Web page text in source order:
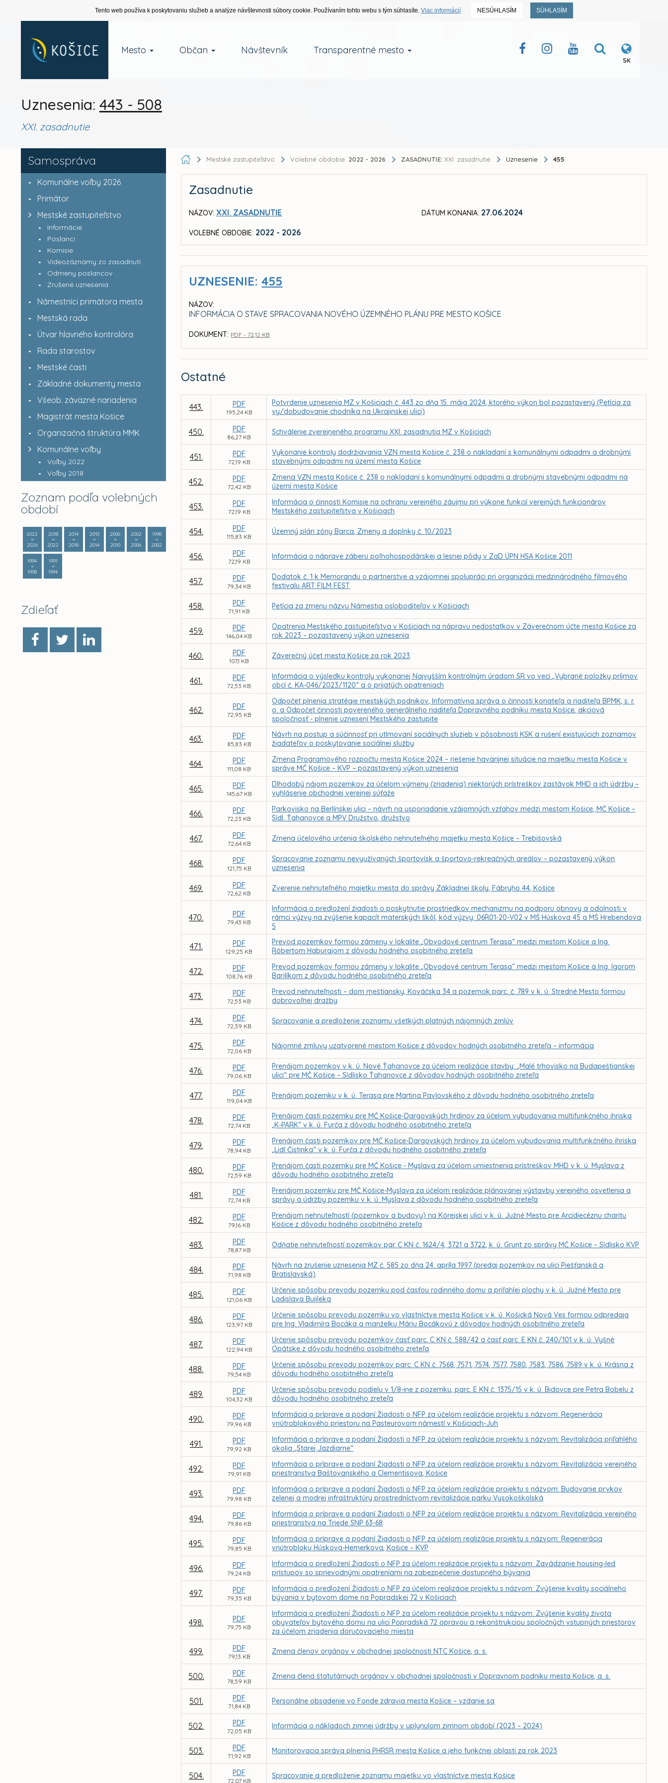
Tento web používa k poskytovaniu služieb a analýze návštevnosti súbory cookie. Používaním tohto webu s tým súhlasíte. Viac informácií NESÚHLASÍM SÚHLASÍM
Mesto Občan Návštevník Transparentné mesto
SK
Uznesenia: 443 - 508
XXI. zasadnutie
Samospráva
Komunálne voľby 2026
Primátor
Mestské zastupiteľstvo
Informácie
Poslanci
Komisie
Videozáznamy zo zasadnutí
Odmeny poslancov
Zrušené uznesenia
Námestníci primátora mesta
Mestská rada
Útvar hlavného kontrolóra
Rada starostov
Mestské časti
Základné dokumenty mesta
Všeob. záväzné nariadenia
Magistrát mesta Košice
Organizačná štruktúra MMK
Komunálne voľby
Voľby 2022
Voľby 2018
Zoznam podľa volebných
období
2022
2026
2018
2022
2014
2018
2010
2014
2006
2010
2002
2006
1998
2002
1994
1998
1991
1994
Zdieľať
Mestské zastupiteľstvo Volebné obdobie: 2022 - 2026 ZASADNUTIE: XXI. zasadnutie Uznesenie 455
Zasadnutie
NÁZOV: XXI. ZASADNUTIE
VOLEBNÉ OBDOBIE: 2022 - 2026
DÁTUM KONANIA: 27.06.2024
UZNESENIE:455
NÁZOV:
INFORMÁCIA O STAVE SPRACOVANIA NOVÉHO ÚZEMNÉHO PLÁNU PRE MESTO KOŠICE
DOKUMENT: PDF - 72,12 KB
Ostatné
443. PDF
195,24 KB
Potvrdenie uznesenia MZ v Košiciach č. 443 zo dňa 15. mája 2024, ktorého výkon bol pozastavený (Petícia za
vy/dobudovanie chodníka na Ukrajinskej ulici)
450. PDF
86,27 KB
Schválenie zverejneného programu XXI. zasadnutia MZ v Košiciach
451. PDF
72,19 KB
Vykonanie kontroly dodržiavania VZN mesta Košice č. 238 o nakladaní s komunálnymi odpadmi a drobnými
stavebnými odpadmi na území mesta Košice
452. PDF
72,42 KB
Zmena VZN mesta Košice č. 238 o nakladaní s komunálnymi odpadmi a drobnými stavebnými odpadmi na
území mesta Košice
453. PDF
72,19 KB
Informácia o činnosti Komisie na ochranu verejného záujmu pri výkone funkcií verejných funkcionárov
Mestského zastupiteľstva v Košiciach
454. PDF
115,83 KB
Územný plán zóny Barca, Zmeny a doplnky č. 10/2023
456. PDF
72,19 KB
Informácia o náprave záberu poľnohospodárskej a lesnej pôdy v ZaD ÚPN HSA Košice 2011
457. PDF
79,34 KB
Dodatok č. 1 k Memorandu o partnerstve a vzájomnej spolupráci pri organizácii medzinárodného filmového
festivalu ART FILM FEST
458. PDF
71,91 KB
Petícia za zmenu názvu Námestia osloboditeľov v Košiciach
459. PDF
146,04 KB
Opatrenia Mestského zastupiteľstva v Košiciach na nápravu nedostatkov v Záverečnom účte mesta Košice za
rok 2023 – pozastavený výkon uznesenia
460. PDF
107,1 KB
Záverečný účet mesta Košice za rok 2023
461. PDF
72,53 KB
Informácia o výsledku kontroly vykonanej Najvyšším kontrolným úradom SR vo veci „Vybrané položky príjmov
obcí č. KA-046/2023/1120“ a o prijatých opatreniach
462. PDF
72,95 KB
Odpočet plnenia stratégie mestských podnikov, Informatívna správa o činnosti konateľa a riaditeľa BPMK, s. r.
o. a Odpočet činnosti povereného generálneho riaditeľa Dopravného podniku mesta Košice, akciová
spoločnosť - plnenie uznesení Mestského zastupite
463. PDF
85,83 KB
Návrh na postup a súčinnosť pri utlmovaní sociálnych služieb v pôsobnosti KSK a rušení existujúcich zoznamov
žiadateľov o poskytovanie sociálnej služby
464. PDF
111,08 KB
Zmena Programového rozpočtu mesta Košice 2024 – riešenie havarijnej situácie na majetku mesta Košice v
správe MČ Košice – KVP – pozastavený výkon uznesenia
465. PDF
145,67 KB
Dlhodobý nájom pozemkov za účelom výmeny (zriadenia) niektorých prístreškov zastávok MHD a ich údržby –
vyhlásenie obchodnej verejnej súťaže
466. PDF
72,23 KB
Parkovisko na Berlínskej ulici – návrh na usporiadanie vzájomných vzťahov medzi mestom Košice, MČ Košice –
Sídl. Ťahanovce a MPV Družstvo, družstvo
467. PDF
72,64 KB
Zmena účelového určenia školského nehnuteľného majetku mesta Košice – Trebišovská
468. PDF
121,75 KB
Spracovanie zoznamu nevyužívaných športovísk a športovo-rekreačných areálov – pozastavený výkon
uznesenia
469. PDF
72,62 KB
Zverenie nehnuteľného majetku mesta do správy Základnej školy, Fábryho 44, Košice
470. PDF
79,43 KB
Informácia o predložení žiadosti o poskytnutie prostriedkov mechanizmu na podporu obnovy a odolnosti v
rámci výzvy na zvýšenie kapacít materských škôl, kód výzvy: 06R01-20-V02 v MŠ Húskova 45 a MŠ Hrebendova
5
471. PDF
129,25 KB
Prevod pozemkov formou zámeny v lokalite „Obvodové centrum Terasa“ medzi mestom Košice a Ing.
Róbertom Haburajom z dôvodu hodného osobitného zreteľa
472. PDF
108,76 KB
Prevod pozemkov formou zámeny v lokalite „Obvodové centrum Terasa“ medzi mestom Košice a Ing. Igorom
Barilíkom z dôvodu hodného osobitného zreteľa
473. PDF
72,53 KB
Prevod nehnuteľnosti – dom meštiansky, Kováčska 34 a pozemok parc. č. 789 v k. ú. Stredné Mesto formou
dobrovoľnej dražby
474. PDF
72,39 KB
Spracovanie a predloženie zoznamu všetkých platných nájomných zmlúv
475. PDF
72,06 KB
Nájomné zmluvy uzatvorené mestom Košice z dôvodov hodných osobitného zreteľa – informácia
476. PDF
79,06 KB
Prenájom pozemkov v k. ú. Nové Ťahanovce za účelom realizácie stavby: „Malé trhovisko na Budapeštianskej
ulici“ pre MČ Košice – Sídlisko Ťahanovce z dôvodov hodných osobitného zreteľa
477. PDF
119,04 KB
Prenájom pozemku v k. ú. Terasa pre Martina Pavlovského z dôvodu hodného osobitného zreteľa
478. PDF
72,74 KB
Prenájom časti pozemku pre MČ Košice-Dargovských hrdinov za účelom vybudovania multifunkčného ihriska
„K-PARK“ v k. ú. Furča z dôvodu hodného osobitného zreteľa
479. PDF
78,94 KB
Prenájom časti pozemkov pre MČ Košice-Dargovských hrdinov za účelom vybudovania multifunkčného ihriska
„Lidl Čistinka“ v k. ú. Furča z dôvodu hodného osobitného zreteľa
480. PDF
72,59 KB
Prenájom časti pozemku pre MČ Košice - Myslava za účelom umiestnenia prístreškov MHD v k. ú. Myslava z
dôvodu hodného osobitného zreteľa
481. PDF
72,74 KB
Prenájom pozemku pre MČ Košice-Myslava za účelom realizácie plánovanej výstavby verejného osvetlenia a
správy a údržby pozemku v k. ú. Myslava z dôvodu hodného osobitného zreteľa
482. PDF
79,16 KB
Prenájom nehnuteľností (pozemkov a budovy) na Kórejskej ulici v k. ú. Južné Mesto pre Arcidiecéznu charitu
Košice z dôvodu hodného osobitného zreteľa
483. PDF
78,87 KB
Odňatie nehnuteľností pozemkov par. C KN č. 1624/4, 3721 a 3722, k. ú. Grunt zo správy MČ Košice – Sídlisko KVP
484. PDF
71,98 KB
Návrh na zrušenie uznesenia MZ č. 585 zo dňa 24. apríla 1997 (predaj pozemkov na ulici Piešťanská a
Bratislavská)
485. PDF
121,06 KB
Určenie spôsobu prevodu pozemku pod časťou rodinného domu a priľahlej plochy v k. ú. Južné Mesto pre
Ladislava Bujileka
486. PDF
123,97 KB
Určenie spôsobu prevodu pozemku vo vlastníctve mesta Košice v k. ú. Košická Nová Ves formou odpredaja
pre Ing. Vladimíra Bocáka a manželku Máriu Bocákovú z dôvodov hodných osobitného zreteľa
487. PDF
122,94 KB
Určenie spôsobu prevodu pozemkov časť parc. C KN č. 588/42 a časť parc. E KN č. 240/101 v k. ú. Vyšné
Opátske z dôvodu hodného osobitného zreteľa
488. PDF
79,54 KB
Určenie spôsobu prevodu pozemkov parc. C KN č. 7568, 7571, 7574, 7577, 7580, 7583, 7586, 7589 v k. ú. Krásna z
dôvodu hodného osobitného zreteľa
489. PDF
104,32 KB
Určenie spôsobu prevodu podielu v 1/8-ine z pozemku, parc. E KN č. 1375/15 v k. ú. Bidovce pre Petra Bobelu z
dôvodu hodného osobitného zreteľa
490. PDF
79,96 KB
Informácia o príprave a podaní Žiadosti o NFP za účelom realizácie projektu s názvom: Regenerácia
vnútroblokového priestoru na Pasteurovom námestí v Košiciach-Juh
491. PDF
79,92 KB
Informácia o príprave a podaní Žiadosti o NFP za účelom realizácie projektu s názvom: Revitalizácia priľahlého
okolia „Starej Jazdiarne“
492. PDF
79,91 KB
Informácia o príprave a podaní Žiadosti o NFP za účelom realizácie projektu s názvom: Revitalizácia verejného
priestranstva Baštovanského a Clementisova, Košice
493. PDF
79,98 KB
Informácia o príprave a podaní Žiadosti o NFP za účelom realizácie projektu s názvom: Budovanie prvkov
zelenej a modrej infraštruktúry prostredníctvom revitalizácie parku Vysokoškolská
494. PDF
79,86 KB
Informácia o príprave a podaní Žiadosti o NFP za účelom realizácie projektu s názvom: Revitalizácia verejného
priestranstva na Triede SNP 63-68
495. PDF
79,85 KB
Informácia o príprave a podaní Žiadosti o NFP za účelom realizácie projektu s názvom: Regenerácia
vnútrobloku Húskova-Hemerkova, Košice – KVP
496. PDF
79,24 KB
Informácia o predložení Žiadosti o NFP za účelom realizácie projektu s názvom: Zavádzanie housing-led
prístupov so sprievodnými opatreniami na zabezpečenie dostupného bývania
497. PDF
79,35 KB
Informácia o predložení Žiadosti o NFP za účelom realizácie projektu s názvom: Zvýšenie kvality sociálneho
bývania v bytovom dome na Popradskej 72 v Košiciach
498. PDF
79,75 KB
Informácia o predložení Žiadosti o NFP za účelom realizácie projektu s názvom: Zvýšenie kvality života
obyvateľov bytového domu na ulici Popradská 72 opravou a rekonštrukciou spoločných vstupných priestorov
za účelom zriadenia doručovacieho miesta
499. PDF
79,13 KB
Zmena členov orgánov v obchodnej spoločnosti NTC Košice, a. s.
500. PDF
78,59 KB
Zmena člena štatutárnych orgánov v obchodnej spoločnosti v Dopravnom podniku mesta Košice, a. s.
501. PDF
71,84 KB
Personálne obsadenie vo Fonde zdravia mesta Košice – vzdanie sa
502. PDF
72,05 KB
Informácia o nákladoch zimnej údržby v uplynulom zimnom období (2023 – 2024)
503. PDF
71,92 KB
Monitorovacia správa plnenia PHRSR mesta Košice a jeho funkčnej oblasti za rok 2023
504. PDF
72,07 KB
Spracovanie a predloženie zoznamu majetku vo vlastníctve mesta Košice